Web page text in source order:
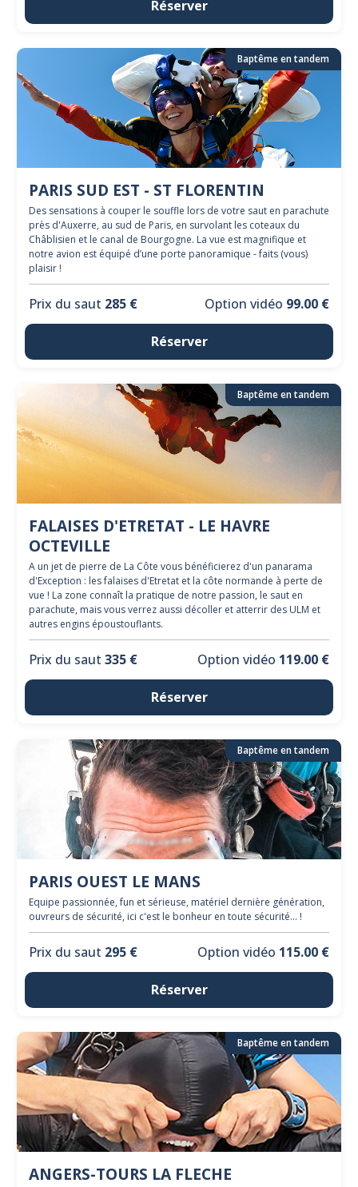
Réserver
Baptême en tandem
PARIS SUD EST - ST FLORENTIN
Des sensations à couper le souffle lors de votre saut en parachute
près d'Auxerre, au sud de Paris, en survolant les coteaux du
Châblisien et le canal de Bourgogne. La vue est magnifique et
notre avion est équipé d’une porte panoramique - faits (vous)
plaisir !
Prix du saut 285 € Option vidéo 99.00 €
Réserver
Baptême en tandem
FALAISES D'ETRETAT - LE HAVRE
OCTEVILLE
A un jet de pierre de La Côte vous bénéficierez d'un panarama
d'Exception : les falaises d'Etretat et la côte normande à perte de
vue ! La zone connaît la pratique de notre passion, le saut en
parachute, mais vous verrez aussi décoller et atterrir des ULM et
autres engins époustouflants.
Prix du saut 335 € Option vidéo 119.00 €
Réserver
Baptême en tandem
PARIS OUEST LE MANS
Equipe passionnée, fun et sérieuse, matériel dernière génération,
ouvreurs de sécurité, ici c'est le bonheur en toute sécurité... !
Prix du saut 295 € Option vidéo 115.00 €
Réserver
Baptême en tandem
ANGERS-TOURS LA FLECHE